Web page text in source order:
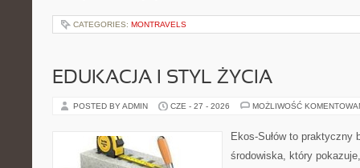
CATEGORIES: MONTRAVELS
EDUKACJA I STYL ŻYCIA
POSTED BY ADMIN CZE - 27 - 2026 MOŻLIWOŚĆ
Ekos-Sułów to praktyczny
środowiska, który